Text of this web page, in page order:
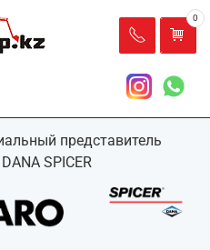
представитель
SPICER
0